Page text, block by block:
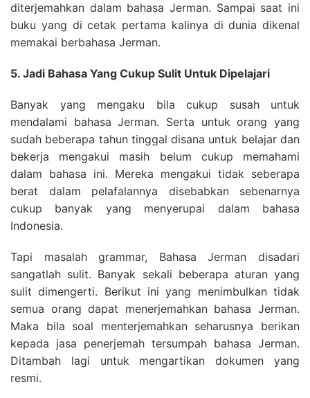
diterjemahkan dalam bahasa Jerman. Sampai saat ini
buku yang di cetak pertama kalinya di dunia dikenal
memakai berbahasa Jerman.
5. Jadi Bahasa Yang Cukup Sulit Untuk Dipelajari
Banyak yang mengaku bila cukup susah untuk
mendalami bahasa Jerman. Serta untuk orang yang
sudah beberapa tahun tinggal disana untuk belajar dan
bekerja mengakui masih belum cukup memahami
dalam bahasa ini. Mereka mengakui tidak seberapa
berat dalam pelafalannya disebabkan sebenarnya
cukup banyak yang menyerupai dalam bahasa
Indonesia.
Tapi masalah grammar, Bahasa Jerman disadari
sangatlah sulit. Banyak sekali beberapa aturan yang
sulit dimengerti. Berikut ini yang menimbulkan tidak
semua orang dapat menerjemahkan bahasa Jerman.
Maka bila soal menterjemahkan seharusnya berikan
kepada jasa penerjemah tersumpah bahasa Jerman.
Ditambah lagi untuk mengartikan dokumen yang
resmi.